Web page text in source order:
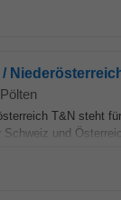
T&N steht
und